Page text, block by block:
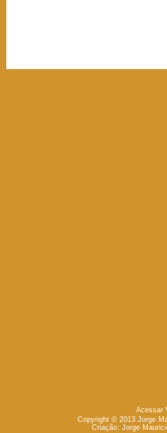
Acessar
Copyright © 2013 Jorge
Criação: Jorge